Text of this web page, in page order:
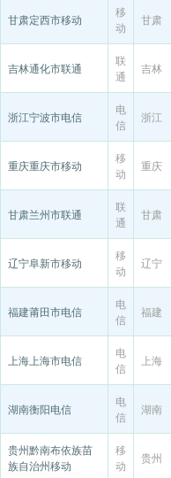
甘肃定西市移动
移
动
甘肃
吉林通化市联通
联
通
吉林
浙江宁波市电信
电
信
浙江
重庆重庆市移动
移
动
重庆
甘肃兰州市联通
联
通
甘肃
辽宁阜新市移动
移
动
辽宁
福建莆田市电信
电
信
福建
上海上海市电信
电
信
上海
湖南衡阳电信
电
信
湖南
贵州黔南布依族苗
族自治州移动
移
动
贵州